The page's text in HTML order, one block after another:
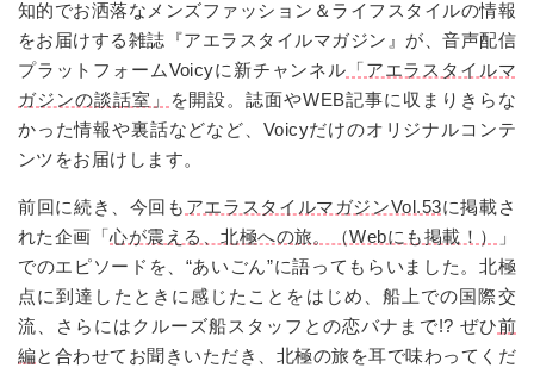
知的でお洒落なメンズファッション＆ライフスタイルの情報
をお届けする雑誌『アエラスタイルマガジン』が、音声配信
プラットフォームVoicyに新チャンネル 「アエラスタイルマ
ガジンの談話室」
を開設。誌面やWEB記事に収まりきらな
かった情報や裏話などなど、 Voicyだけのオリジナルコンテ
ンツをお届けします。
前回に続き、今回も アエラスタイルマガジンVol.53に掲載さ
れた企画「心が震える、北極への旅。（Webにも掲載！）
」
でのエピソードを、“あいごん”に語ってもらいました。北極
点に到達したときに感じたことをはじめ、船上での国際交
流、さらにはクルーズ船スタッフとの恋バナまで!? ぜひ前
編と合わせてお聞きいただき、北極の旅を耳で味わってくだ